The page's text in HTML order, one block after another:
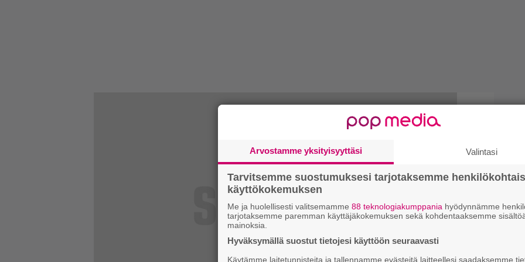
Arvostamme yksityisyyttäsi Valintasi
Tarvitsemme suostumuksesi tarjotaksemme
käyttökokemuksen
Me ja huolellisesti valitsemamme 88 teknologiakumppania hyödynnämme
tarjotaksemme paremman käyttäjäkokemuksen sekä kohdentaaksemme
mainoksia.
Hyväksymällä suostut tietojesi käyttöön seuraavasti
Käytämme laitetunnisteita ja tallennamme evästeitä laitteellesi saadaksemme